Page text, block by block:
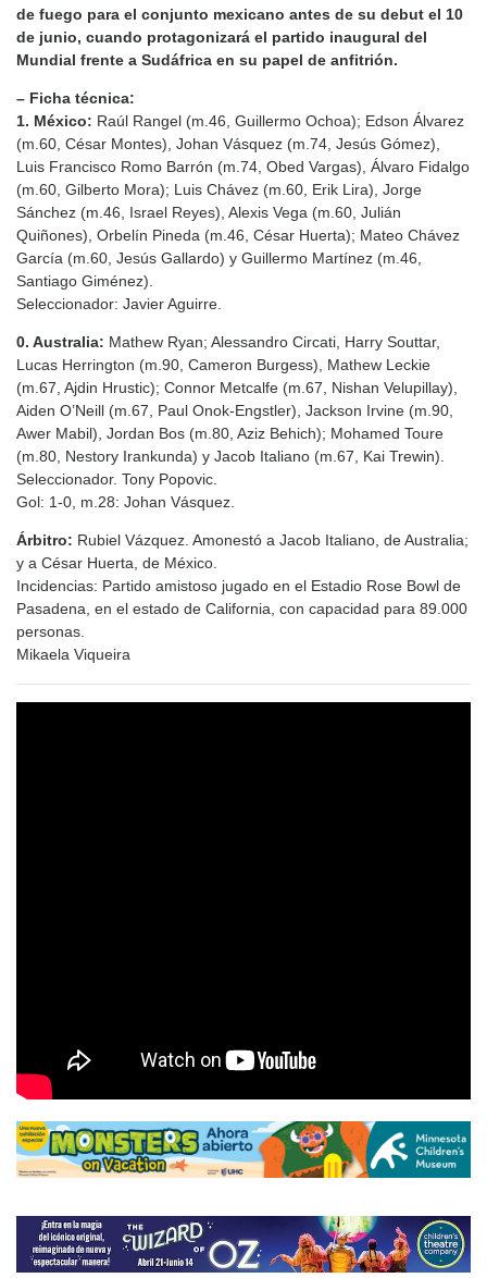
de fuego para el conjunto mexicano antes de su debut el 10
de junio, cuando protagonizará el partido inaugural del
Mundial frente a Sudáfrica en su papel de anfitrión.
– Ficha técnica:
1. México: Raúl Rangel (m.46, Guillermo Ochoa); Edson Álvarez
(m.60, César Montes), Johan Vásquez (m.74, Jesús Gómez),
Luis Francisco Romo Barrón (m.74, Obed Vargas), Álvaro Fidalgo
(m.60, Gilberto Mora); Luis Chávez (m.60, Erik Lira), Jorge
Sánchez (m.46, Israel Reyes), Alexis Vega (m.60, Julián
Quiñones), Orbelín Pineda (m.46, César Huerta); Mateo Chávez
García (m.60, Jesús Gallardo) y Guillermo Martínez (m.46,
Santiago Giménez).
Seleccionador: Javier Aguirre.
0. Australia: Mathew Ryan; Alessandro Circati, Harry Souttar,
Lucas Herrington (m.90, Cameron Burgess), Mathew Leckie
(m.67, Ajdin Hrustic); Connor Metcalfe (m.67, Nishan Velupillay),
Aiden O’Neill (m.67, Paul Onok-Engstler), Jackson Irvine (m.90,
Awer Mabil), Jordan Bos (m.80, Aziz Behich); Mohamed Toure
(m.80, Nestory Irankunda) y Jacob Italiano (m.67, Kai Trewin).
Seleccionador. Tony Popovic.
Gol: 1-0, m.28: Johan Vásquez.
Árbitro: Rubiel Vázquez. Amonestó a Jacob Italiano, de Australia;
y a César Huerta, de México.
Incidencias: Partido amistoso jugado en el Estadio Rose Bowl de
Pasadena, en el estado de California, con capacidad para 89.000
personas.
Mikaela Viqueira